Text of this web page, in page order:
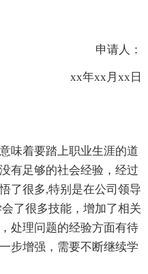
申请人：
xx年xx月xx日
味着要踏上职业生涯的道
有足够的社会经验，经过
了很多,特别是在公司领导
了很多技能，增加了相关
处理问题的经验方面有待
步增强，需要不断继续学